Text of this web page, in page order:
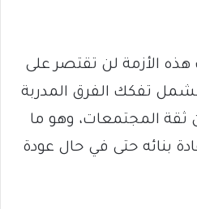
هذه الأزمة لن تقتصر على
تفكك الفرق المدربة
ثقة المجتمعات، وهو ما
بنائه حتى في حال عودة